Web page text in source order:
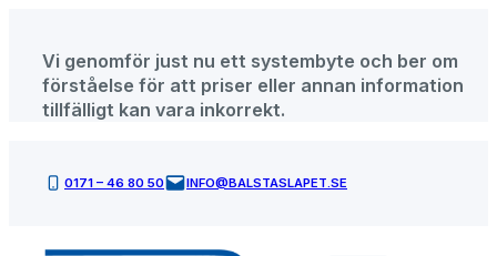
innehåll
Vi genomför just nu ett systembyte och ber om
förståelse för att priser eller annan information
tillfälligt kan vara inkorrekt.
0171 – 46 80 50 INFO@BALSTASLAPET.SE